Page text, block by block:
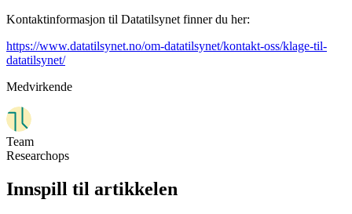
Kontaktinformasjon til Datatilsynet finner du her:
https://www.datatilsynet.no/om-datatilsynet/kontakt-oss/klage-til-
datatilsynet/
Medvirkende
Team
Researchops
Innspill til artikkelen